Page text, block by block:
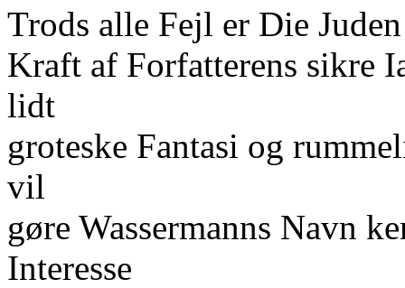
Trods alle Fejl er Die
Kraft af Forfatterens sikre
lidt
groteske Fantasi og
vil
gøre Wassermanns Navn
Interesse